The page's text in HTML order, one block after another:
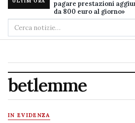
pagare prestazioni
da 800 euro al giorno»
Cerca
nel
betlemme
IN EVIDENZA